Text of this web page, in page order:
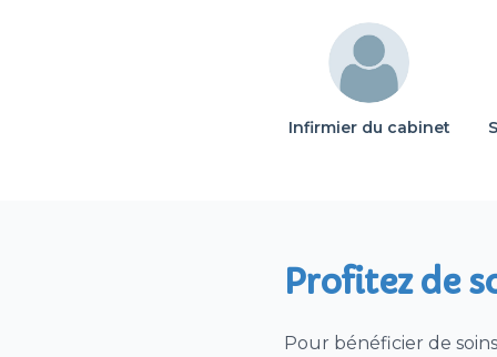
PCR Covid hors
1/2 journée ou
établissement
séances de
Autre soins
Infirmier du cabinet
Profitez de
Pour bénéficier de